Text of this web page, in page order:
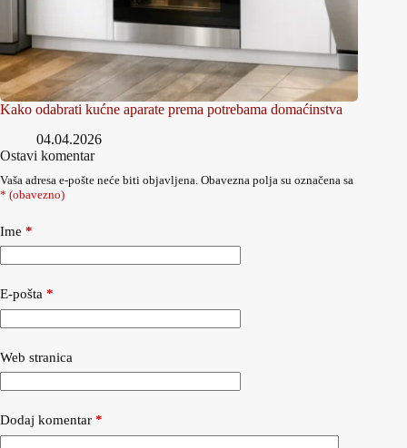
Kako odabrati kućne aparate prema potrebama domaćinstva
04.04.2026
Ostavi komentar
Vaša adresa e-pošte neće biti objavljena. Obavezna polja su označena sa
* (obavezno)
Ime *
E-pošta *
Web stranica
Dodaj komentar *